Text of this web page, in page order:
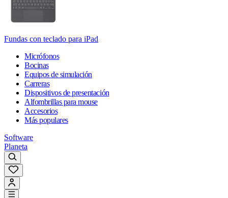
Fundas con teclado para iPad
Micrófonos
Bocinas
Equipos de simulación
Carreras
Dispositivos de presentación
Alfombrillas para mouse
Accesorios
Más populares
Software
Planeta